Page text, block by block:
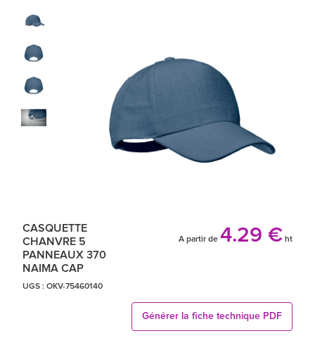
CASQUETTE
CHANVRE 5
PANNEAUX 370
NAIMA CAP
A partir de 4.29 € ht
UGS : OKV-75460140
Générer la fiche technique PDF